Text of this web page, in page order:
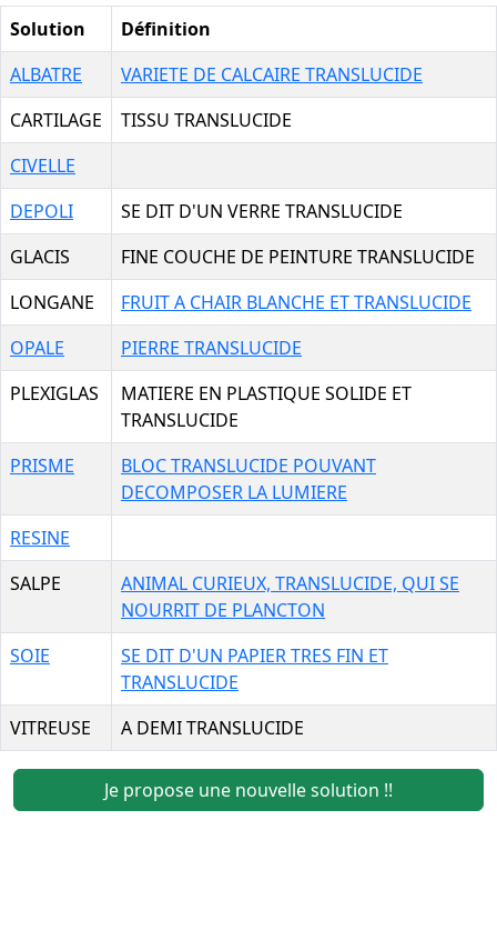
Solution
Définition
ALBATRE
VARIETE DE CALCAIRE TRANSLUCIDE
CARTILAGE
TISSU TRANSLUCIDE
CIVELLE
DEPOLI
SE DIT D'UN VERRE TRANSLUCIDE
GLACIS
FINE COUCHE DE PEINTURE TRANSLUCIDE
LONGANE
FRUIT A CHAIR BLANCHE ET TRANSLUCIDE
OPALE
PIERRE TRANSLUCIDE
PLEXIGLAS
MATIERE EN PLASTIQUE SOLIDE ET
TRANSLUCIDE
PRISME
BLOC TRANSLUCIDE POUVANT
DECOMPOSER LA LUMIERE
RESINE
SALPE
ANIMAL CURIEUX, TRANSLUCIDE, QUI SE
NOURRIT DE PLANCTON
SOIE
SE DIT D'UN PAPIER TRES FIN ET
TRANSLUCIDE
VITREUSE
A DEMI TRANSLUCIDE
Je propose une nouvelle solution !!